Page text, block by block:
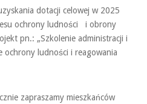
dotacji celowej w 2025
ochrony ludności i obrony
pn.: „Szkolenie administracji i
ochrony ludności i reagowania
zapraszamy mieszkańców